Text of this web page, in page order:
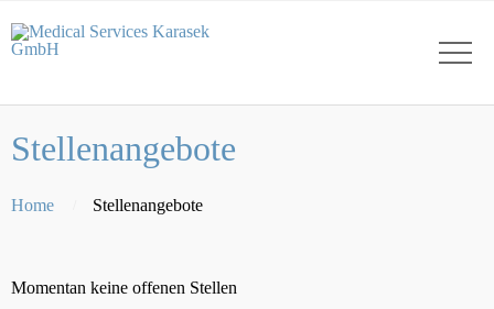
Stellenangebote
Home Stellenangebote
Momentan keine offenen Stellen